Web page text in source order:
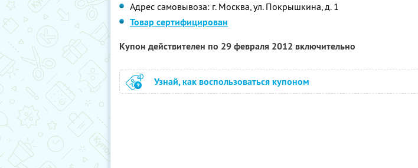
Адрес самовывоза: г. Москва, ул. Покрышкина, д. 1
Товар сертифицирован
Купон действителен по 29 февраля 2012 включительно
Узнай, как воспользоваться купоном